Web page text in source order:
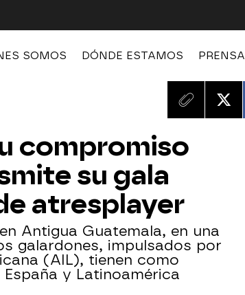
SOMOS DÓNDE ESTAMOS PRENSA
compromiso
su gala
atresplayer
Antigua Guatemala, en una
galardones, impulsados por
(AIL), tienen como
y Latinoamérica